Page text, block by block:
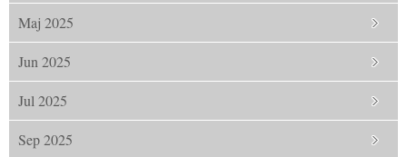
Maj 2025
Jun 2025
Jul 2025
Sep 2025